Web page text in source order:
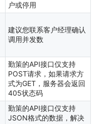
户或停用
建议您联系客户经理确认
调用并发数
勤策的API接口仅支持
POST请求，如果请求方
式为GET，服务器会返回
405状态码
勤策的API接口仅支持
JSON格式的数据，解决